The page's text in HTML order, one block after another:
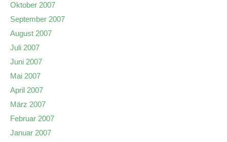
Oktober 2007
September 2007
August 2007
Juli 2007
Juni 2007
Mai 2007
April 2007
März 2007
Februar 2007
Januar 2007